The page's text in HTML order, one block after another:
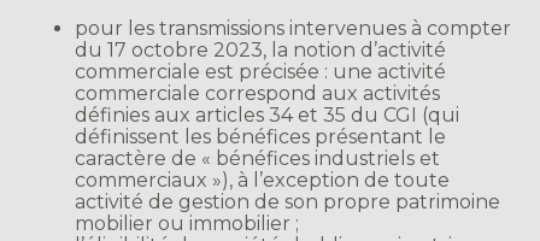
pour les transmissions intervenues à compter
du 17 octobre 2023, la notion d’activité
commerciale est précisée : une activité
commerciale correspond aux activités
définies aux articles 34 et 35 du CGI (qui
définissent les bénéfices présentant le
caractère de « bénéfices industriels et
commerciaux »), à l’exception de toute
activité de gestion de son propre patrimoine
mobilier ou immobilier ;